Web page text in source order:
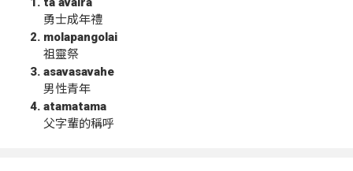
勇士成年禮
molapangolai
祖靈祭
asavasavahe
男性青年
atamatama
父字輩的稱呼